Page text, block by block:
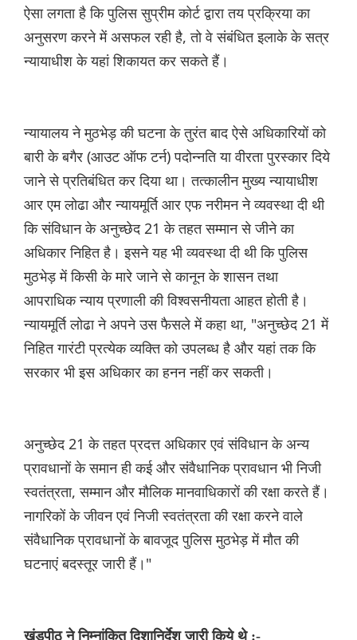
ऐसा लगता है कि पुलिस सुप्रीम कोर्ट द्वारा तय प्रक्रिया का
अनुसरण करने में असफल रही है, तो वे संबंधित इलाके के सत्र
न्यायाधीश के यहां शिकायत कर सकते हैं।
न्यायालय ने मुठभेड़ की घटना के तुरंत बाद ऐसे अधिकारियों को
बारी के बगैर (आउट ऑफ टर्न) पदोन्नति या वीरता पुरस्कार दिये
जाने से प्रतिबंधित कर दिया था। तत्कालीन मुख्य न्यायाधीश
आर एम लोढा और न्यायमूर्ति आर एफ नरीमन ने व्यवस्था दी थी
कि संविधान के अनुच्छेद 21 के तहत सम्मान से जीने का
अधिकार निहित है। इसने यह भी व्यवस्था दी थी कि पुलिस
मुठभेड़ में किसी के मारे जाने से कानून के शासन तथा
आपराधिक न्याय प्रणाली की विश्वसनीयता आहत होती है।
न्यायमूर्ति लोढा ने अपने उस फैसले में कहा था, "अनुच्छेद 21 में
निहित गारंटी प्रत्येक व्यक्ति को उपलब्ध है और यहां तक कि
सरकार भी इस अधिकार का हनन नहीं कर सकती।
अनुच्छेद 21 के तहत प्रदत्त अधिकार एवं संविधान के अन्य
प्रावधानों के समान ही कई और संवैधानिक प्रावधान भी निजी
स्वतंत्रता, सम्मान और मौलिक मानवाधिकारों की रक्षा करते हैं।
नागरिकों के जीवन एवं निजी स्वतंत्रता की रक्षा करने वाले
संवैधानिक प्रावधानों के बावजूद पुलिस मुठभेड़ में मौत की
घटनाएं बदस्तूर जारी हैं।"
खंडपीठ ने निम्नांकित दिशानिर्देश जारी किये थे :-